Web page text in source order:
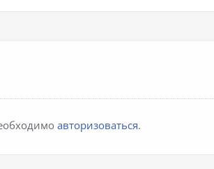
авторизоваться.